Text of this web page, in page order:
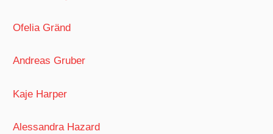
Ofelia Gränd
Andreas Gruber
Kaje Harper
Alessandra Hazard